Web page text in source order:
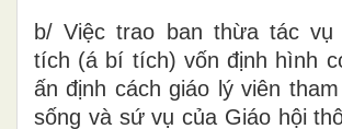
b/ Việc trao ban thừa tác vụ
tích (á bí tích) vốn định hình
ấn định cách giáo lý viên
sống và sứ vụ của Giáo hội